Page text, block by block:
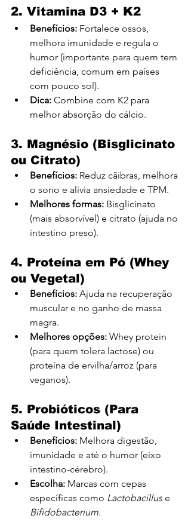
2. Vitamina D3 + K2
Benefícios: Fortalece ossos,
melhora imunidade e regula o
humor (importante para quem tem
deficiência, comum em países
com pouco sol).
Dica: Combine com K2 para
melhor absorção do cálcio.
3. Magnésio (Bisglicinato
ou Citrato)
Benefícios: Reduz cãibras, melhora
o sono e alivia ansiedade e TPM.
Melhores formas: Bisglicinato
(mais absorvível) e citrato (ajuda no
intestino preso).
4. Proteína em Pó (Whey
ou Vegetal)
Benefícios: Ajuda na recuperação
muscular e no ganho de massa
magra.
Melhores opções: Whey protein
(para quem tolera lactose) ou
proteína de ervilha/arroz (para
veganos).
5. Probióticos (Para
Saúde Intestinal)
Benefícios: Melhora digestão,
imunidade e até o humor (eixo
intestino-cérebro).
Escolha: Marcas com cepas
específicas como Lactobacillus e
Bifidobacterium.